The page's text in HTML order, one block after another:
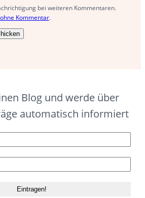
bei weiteren Kommentaren.
Kommentar.
Blog und werde über
automatisch informiert